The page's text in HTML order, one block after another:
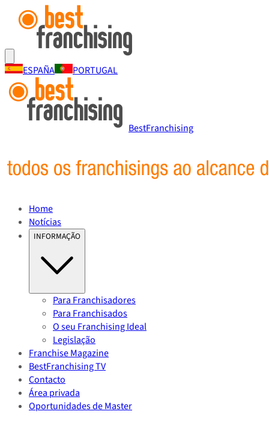
ESPAÑA PORTUGAL
BestFranchising
Home
Notícias
INFORMAÇÃO
Para Franchisadores
Para Franchisados
O seu Franchising Ideal
Legislação
Franchise Magazine
BestFranchising TV
Contacto
Área privada
Oportunidades de Master